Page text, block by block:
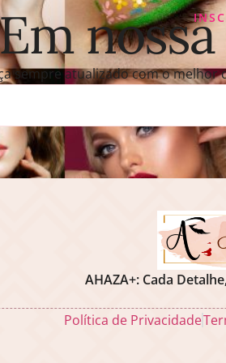
sempre atualizado com o melhor
AHAZA+: Cada
Política de Privacidade